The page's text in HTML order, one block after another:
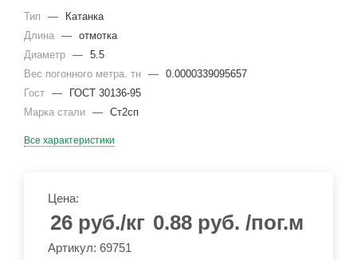
Тип —
Катанка
Длина — отмотка
Диаметр — 5.5
Вес погонного метра. тн — 0.0000339095657
Гост —
ГОСТ 30136-95
Марка стали — Ст2сп
Все характеристики
Цена:
26 руб./кг 0.88 руб. /пог.м
Артикул: 69751